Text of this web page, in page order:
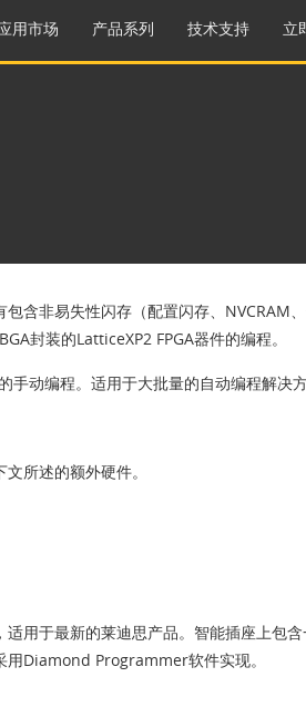
用市场 产品系列 技术支持 立
含非易失性闪存（配置闪存、
封装的LatticeXP2 FPGA器件的编程。
动编程。适用于大批量的自动编程解决
所述的额外硬件。
用于最新的莱迪思产品。智能插座上包
用Diamond Programmer软件实现。